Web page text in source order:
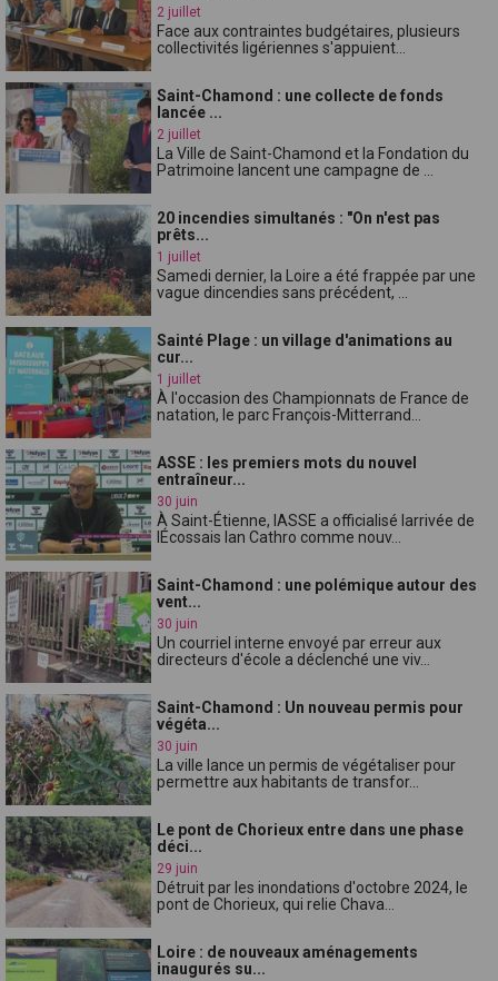
2 juillet
Face aux contraintes budgétaires, plusieurs
collectivités ligériennes s'appuient...
Saint-Chamond : une collecte de fonds
lancée ...
2 juillet
La Ville de Saint-Chamond et la Fondation du
Patrimoine lancent une campagne de ...
20 incendies simultanés : "On n'est pas
prêts...
1 juillet
Samedi dernier, la Loire a été frappée par une
vague dincendies sans précédent, ...
Sainté Plage : un village d'animations au
cur...
1 juillet
À l'occasion des Championnats de France de
natation, le parc François-Mitterrand...
ASSE : les premiers mots du nouvel
entraîneur...
30 juin
À Saint-Étienne, lASSE a officialisé larrivée de
lÉcossais Ian Cathro comme nouv...
Saint-Chamond : une polémique autour des
vent...
30 juin
Un courriel interne envoyé par erreur aux
directeurs d'école a déclenché une viv...
Saint-Chamond : Un nouveau permis pour
végéta...
30 juin
La ville lance un permis de végétaliser pour
permettre aux habitants de transfor...
Le pont de Chorieux entre dans une phase
déci...
29 juin
Détruit par les inondations d'octobre 2024, le
pont de Chorieux, qui relie Chava...
Loire : de nouveaux aménagements
inaugurés su...